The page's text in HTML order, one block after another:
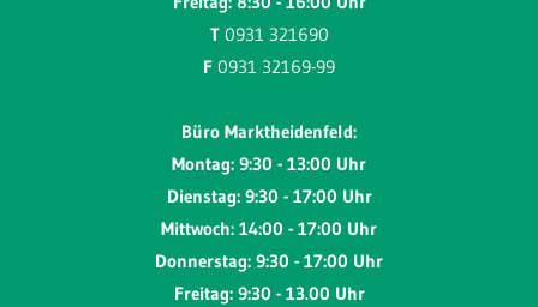
T 0931 321690
F 0931 32169-99
Büro Marktheidenfeld:
Montag: 9:30 - 13:00 Uhr
Dienstag: 9:30 - 17:00 Uhr
Mittwoch: 14:00 - 17:00 Uhr
Donnerstag: 9:30 - 17:00 Uhr
Freitag: 9:30 - 13.00 Uhr